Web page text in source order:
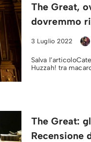
The Great,
dovremmo
3 Luglio 2022
Salva
Huzzah! tra
The Great:
Recensione